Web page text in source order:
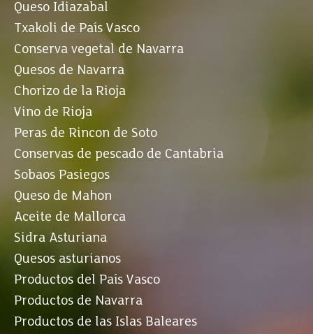
Queso Idiazabal
Txakoli de País Vasco
Conserva vegetal de Navarra
Quesos de Navarra
Chorizo de la Rioja
Vino de Rioja
Peras de Rincon de Soto
Conservas de pescado de Cantabria
Sobaos Pasiegos
Queso de Mahon
Aceite de Mallorca
Sidra Asturiana
Quesos asturianos
Productos del País Vasco
Productos de Navarra
Productos de las Islas Baleares